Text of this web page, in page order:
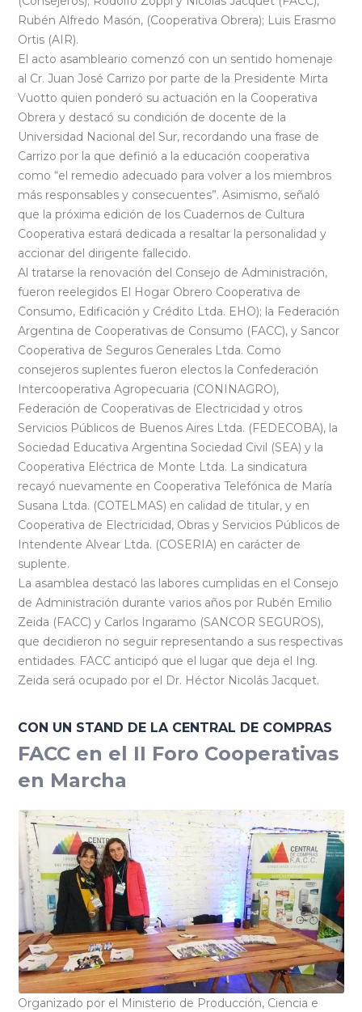
Rubén Alfredo Masón, (Cooperativa Obrera); Luis Erasmo
Ortis (AIR).
El acto asambleario comenzó con un sentido homenaje
al Cr. Juan José Carrizo por parte de la Presidente Mirta
Vuotto quien ponderó su actuación en la Cooperativa
Obrera y destacó su condición de docente de la
Universidad Nacional del Sur, recordando una frase de
Carrizo por la que definió a la educación cooperativa
como “el remedio adecuado para volver a los miembros
más responsables y consecuentes”. Asimismo, señaló
que la próxima edición de los Cuadernos de Cultura
Cooperativa estará dedicada a resaltar la personalidad y
accionar del dirigente fallecido.
Al tratarse la renovación del Consejo de Administración,
fueron reelegidos El Hogar Obrero Cooperativa de
Consumo, Edificación y Crédito Ltda. EHO); la Federación
Argentina de Cooperativas de Consumo (FACC), y Sancor
Cooperativa de Seguros Generales Ltda. Como
consejeros suplentes fueron electos la Confederación
Intercooperativa Agropecuaria (CONINAGRO),
Federación de Cooperativas de Electricidad y otros
Servicios Públicos de Buenos Aires Ltda. (FEDECOBA), la
Sociedad Educativa Argentina Sociedad Civil (SEA) y la
Cooperativa Eléctrica de Monte Ltda. La sindicatura
recayó nuevamente en Cooperativa Telefónica de María
Susana Ltda. (COTELMAS) en calidad de titular, y en
Cooperativa de Electricidad, Obras y Servicios Públicos de
Intendente Alvear Ltda. (COSERIA) en carácter de
suplente.
La asamblea destacó las labores cumplidas en el Consejo
de Administración durante varios años por Rubén Emilio
Zeida (FACC) y Carlos Ingaramo (SANCOR SEGUROS),
que decidieron no seguir representando a sus respectivas
entidades. FACC anticipó que el lugar que deja el Ing.
Zeida será ocupado por el Dr. Héctor Nicolás Jacquet.
CON UN STAND DE LA CENTRAL DE COMPRAS
FACC en el II Foro Cooperativas
en Marcha
Organizado por el Ministerio de Producción, Ciencia e